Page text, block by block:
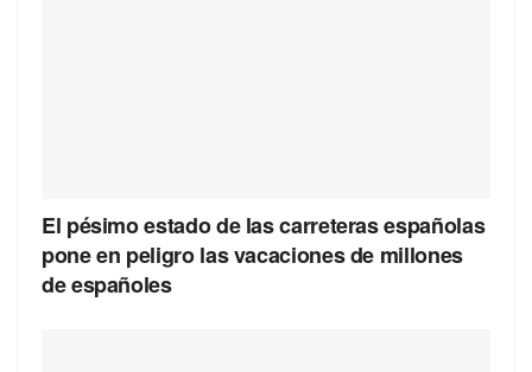
El pésimo estado de las carreteras españolas
pone en peligro las vacaciones de millones
de españoles